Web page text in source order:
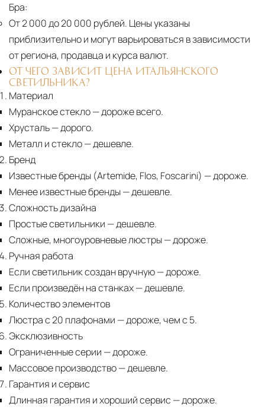
Бра:
От 2 000 до 20 000 рублей. Цены указаны
приблизительно и могут варьироваться в зависимости
от региона, продавца и курса валют.
ОТ ЧЕГО ЗАВИСИТ ЦЕНА ИТАЛЬЯНСКОГО
СВЕТИЛЬНИКА?
Материал
Муранское стекло— дороже всего.
Хрусталь— дорого.
Металл и стекло— дешевле.
Бренд
Известные бренды (Artemide, Flos, Foscarini) — дороже.
Менее известные бренды— дешевле.
Сложность дизайна
Простые светильники — дешевле.
Сложные, многоуровневые люстры— дороже.
Ручная работа
Если светильник создан вручную— дороже.
Если произведён на станках— дешевле.
Количество элементов
Люстра с 20 плафонами — дороже, чем с 5.
Эксклюзивность
Ограниченные серии — дороже.
Массовое производство— дешевле.
Гарантия и сервис
Длинная гарантия и хороший сервис — дороже.